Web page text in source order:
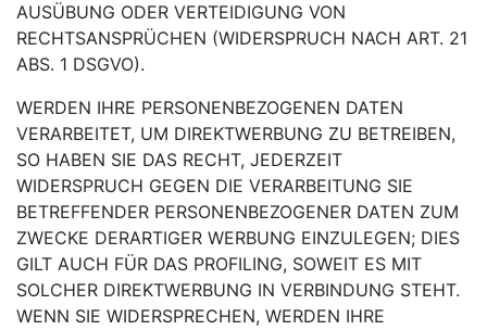
AUSÜBUNG ODER VERTEIDIGUNG VON
RECHTSANSPRÜCHEN (WIDERSPRUCH NACH ART. 21
ABS. 1 DSGVO).
WERDEN IHRE PERSONENBEZOGENEN DATEN
VERARBEITET, UM DIREKTWERBUNG ZU BETREIBEN,
SO HABEN SIE DAS RECHT, JEDERZEIT
WIDERSPRUCH GEGEN DIE VERARBEITUNG SIE
BETREFFENDER PERSONENBEZOGENER DATEN ZUM
ZWECKE DERARTIGER WERBUNG EINZULEGEN; DIES
GILT AUCH FÜR DAS PROFILING, SOWEIT ES MIT
SOLCHER DIREKTWERBUNG IN VERBINDUNG STEHT.
WENN SIE WIDERSPRECHEN, WERDEN IHRE